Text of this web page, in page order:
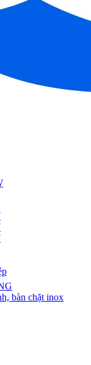
bàn chặt inox